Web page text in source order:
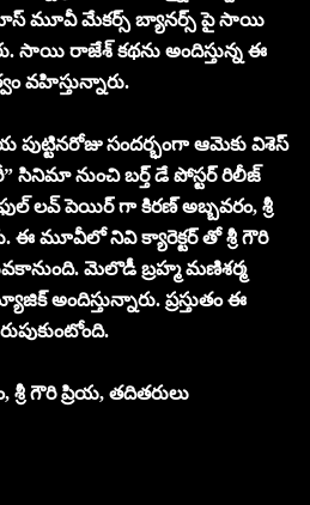
మాస్ మూవీ మేకర్స్ బ్యానర్స్ పై సాయి
సాయి రాజేశ్ కథను అందిస్తున్న ఈ
వహిస్తున్నారు.
సందర్భంగా ఆమెకు విశెస్
సినిమా నుంచి బర్త్ డే పోస్టర్ రిలీజ్
లవ్ పెయిర్ గా కిరణ్ అబ్బవరం, శ్రీ
ఈ మూవీలో నివి క్యారెక్టర్ తో శ్రీ గౌరి
మెలొడీ బ్రహ్మ మణిశర్మ
అందిస్తున్నారు. ప్రస్తుతం ఈ
శ్రీ గౌరి ప్రియ, తదితరులు